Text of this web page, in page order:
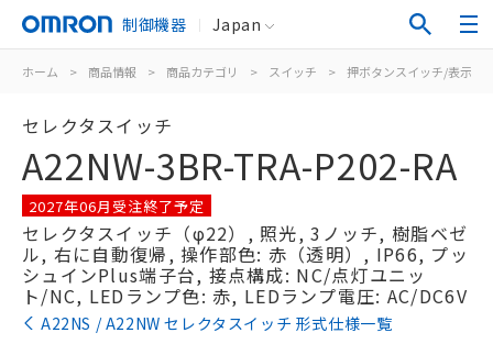
制御機器 Japan
ホーム > 商品情報 > 商品カテゴリ > スイッチ > 押ボタンスイッチ/表示灯
セレクタスイッチ
A22NW-3BR-TRA-P202-RA
2027年06月受注終了予定
セレクタスイッチ（φ22）, 照光, 3ノッチ, 樹脂ベゼ
ル, 右に自動復帰, 操作部色: 赤（透明）, IP66, プッ
シュインPlus端子台, 接点構成: NC/点灯ユニッ
ト/NC, LEDランプ色: 赤, LEDランプ電圧: AC/DC6V
A22NS / A22NW セレクタスイッチ 形式仕様一覧